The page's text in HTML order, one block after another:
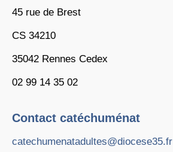
45 rue de Brest
CS 34210
35042 Rennes Cedex
02 99 14 35 02
Contact catéchuménat
catechumenatadultes@diocese35.fr